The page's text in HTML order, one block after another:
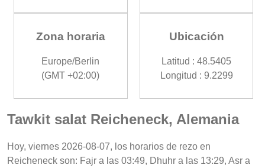
Zona horaria
Europe/Berlin
(GMT +02:00)
Ubicación
Latitud : 48.5405
Longitud : 9.2299
Tawkit salat Reicheneck, Alemania
Hoy, viernes 2026-08-07, los horarios de rezo en
Reicheneck son: Fajr a las 03:49, Dhuhr a las 13:29, Asr a